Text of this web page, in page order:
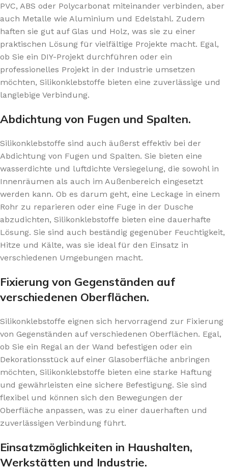
PVC, ABS oder Polycarbonat miteinander verbinden, aber
auch Metalle wie Aluminium und Edelstahl. Zudem
haften sie gut auf Glas und Holz, was sie zu einer
praktischen Lösung für vielfältige Projekte macht. Egal,
ob Sie ein DIY-Projekt durchführen oder ein
professionelles Projekt in der Industrie umsetzen
möchten, Silikonklebstoffe bieten eine zuverlässige und
langlebige Verbindung.
Abdichtung von Fugen und Spalten.
Silikonklebstoffe sind auch äußerst effektiv bei der
Abdichtung von Fugen und Spalten. Sie bieten eine
wasserdichte und luftdichte Versiegelung, die sowohl in
Innenräumen als auch im Außenbereich eingesetzt
werden kann. Ob es darum geht, eine Leckage in einem
Rohr zu reparieren oder eine Fuge in der Dusche
abzudichten, Silikonklebstoffe bieten eine dauerhafte
Lösung. Sie sind auch beständig gegenüber Feuchtigkeit,
Hitze und Kälte, was sie ideal für den Einsatz in
verschiedenen Umgebungen macht.
Fixierung von Gegenständen auf
verschiedenen Oberflächen.
Silikonklebstoffe eignen sich hervorragend zur Fixierung
von Gegenständen auf verschiedenen Oberflächen. Egal,
ob Sie ein Regal an der Wand befestigen oder ein
Dekorationsstück auf einer Glasoberfläche anbringen
möchten, Silikonklebstoffe bieten eine starke Haftung
und gewährleisten eine sichere Befestigung. Sie sind
flexibel und können sich den Bewegungen der
Oberfläche anpassen, was zu einer dauerhaften und
zuverlässigen Verbindung führt.
Einsatzmöglichkeiten in Haushalten,
Werkstätten und Industrie.